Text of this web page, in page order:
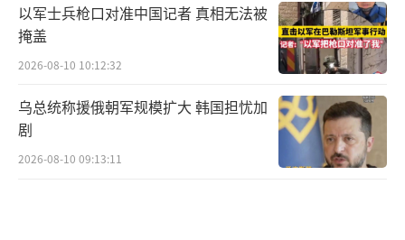
以军士兵枪口对准中国记者 真相无法被
掩盖
2026-08-10 10:12:32
乌总统称援俄朝军规模扩大 韩国担忧加
剧
2026-08-10 09:13:11